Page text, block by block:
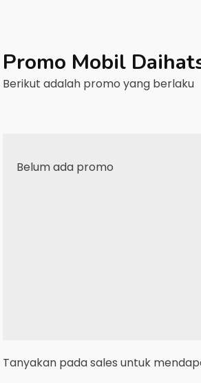
Promo Mobil
Berikut adalah promo yang berlaku
Belum ada promo
Tanyakan pada sales untuk